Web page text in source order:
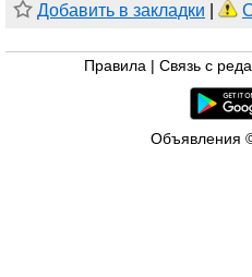
Добавить в закладки
Правила Связь с
Объявления